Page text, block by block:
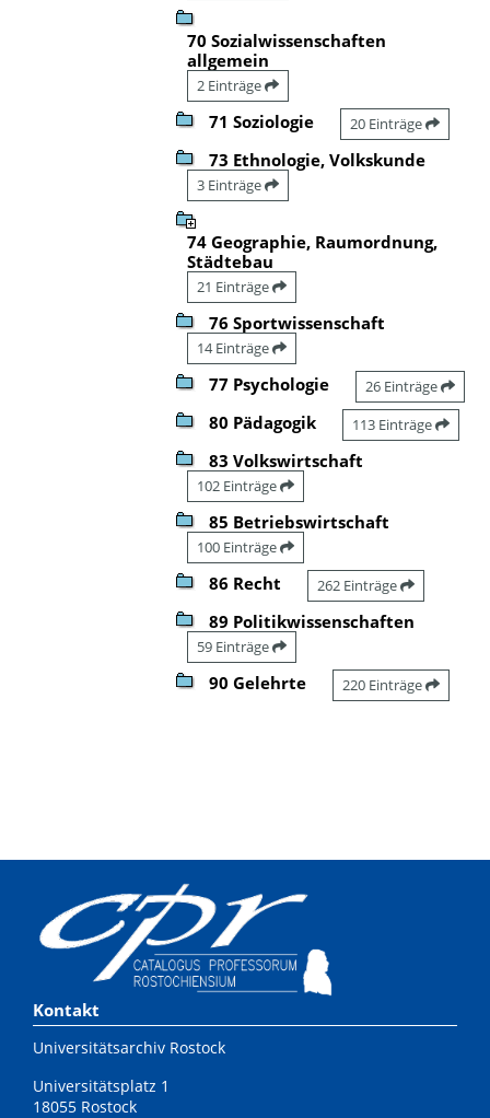
70 Sozialwissenschaften
allgemein
2 Einträge
71 Soziologie 20 Einträge
73 Ethnologie, Volkskunde
3 Einträge
74 Geographie, Raumordnung,
Städtebau
21 Einträge
76 Sportwissenschaft
14 Einträge
77 Psychologie 26 Einträge
80 Pädagogik 113 Einträge
83 Volkswirtschaft
102 Einträge
85 Betriebswirtschaft
100 Einträge
86 Recht 262 Einträge
89 Politikwissenschaften
59 Einträge
90 Gelehrte 220 Einträge
Kontakt
Universitätsarchiv Rostock
Universitätsplatz 1
18055 Rostock